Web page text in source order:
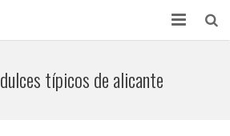
dulces típicos de alicante